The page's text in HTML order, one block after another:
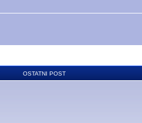
OSTATNI POST